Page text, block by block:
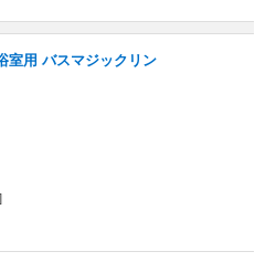
室用 バスマジックリン